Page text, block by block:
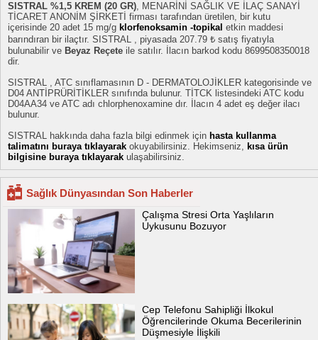
SISTRAL %1,5 KREM (20 GR), MENARİNİ SAĞLIK VE İLAÇ SANAYİ
TİCARET ANONİM ŞİRKETİ firması tarafından üretilen, bir kutu
içerisinde 20 adet 15 mg/g klorfenoksamin -topikal etkin maddesi
barındıran bir ilaçtır. SISTRAL , piyasada 207.79 ₺ satış fiyatıyla
bulunabilir ve Beyaz Reçete ile satılır. İlacın barkod kodu 8699508350018
dir.
SISTRAL , ATC sınıflamasının D - DERMATOLOJİKLER kategorisinde ve
D04 ANTİPRÜRİTİKLER sınıfında bulunur. TİTCK listesindeki ATC kodu
D04AA34 ve ATC adı chlorphenoxamine dır. İlacın 4 adet eş değer ilacı
bulunur.
SISTRAL hakkında daha fazla bilgi edinmek için hasta kullanma
talimatını buraya tıklayarak okuyabilirsiniz. Hekimseniz, kısa ürün
bilgisine buraya tıklayarak ulaşabilirsiniz.
Sağlık Dünyasından Son Haberler
Çalışma Stresi Orta Yaşlıların
Uykusunu Bozuyor
Cep Telefonu Sahipliği İlkokul
Öğrencilerinde Okuma Becerilerinin
Düşmesiyle İlişkili